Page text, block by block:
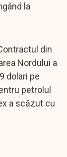
la
din
Nordului a
dolari pe
petrolul
a scăzut cu